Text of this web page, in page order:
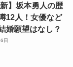
新】坂本勇人の歴
12人！女優など
婚願望はなし？
日